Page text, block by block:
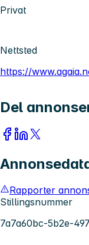
Privat
Nettsted
https://
Del
Rapporter
Stillingsnummer
7a7a60bc-5b2e-